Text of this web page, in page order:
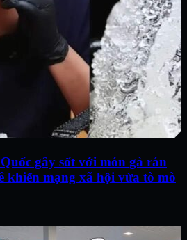
gây sốt với món gà rán
khiến mạng xã hội vừa tò mò